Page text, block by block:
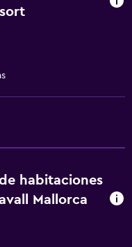
habitaciones
Mallorca